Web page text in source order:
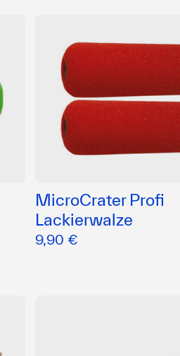
MicroCrater Profi
Lackierwalze
9,90 €